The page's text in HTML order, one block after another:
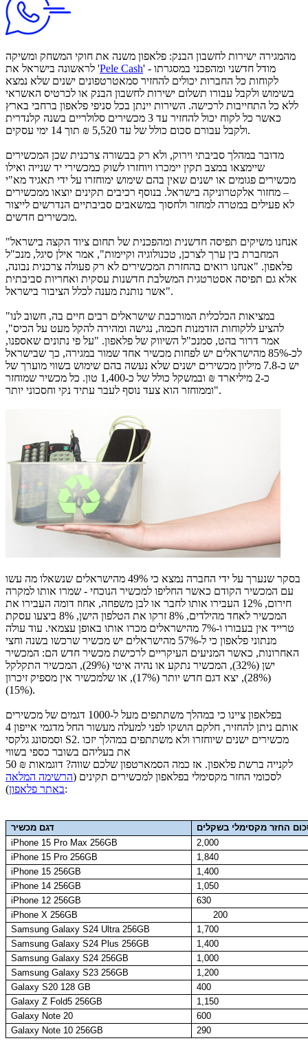
מהמגירה ישירות לחשבון הבנק: פלאפון משנה את חוקי המשחק ומשיקה
לראשונה בישראל את 'Pele Cash' - מודל חדשני ומהפכני במסגרתו
לקוחות כל החברות יכולים להחזיר סמאטרטפונים ישנים שלא נמצא
בשימוש ולקבל עבורו תשלום ישירות לחשבון הבנק או לכרטיס האשראי
ללא כל התחייבות לרכישה. השירות יינתן בכל סניפי פלאפון ברחבי בארץ
כאשר כל לקוח יכול להחזיר עד 3 מכשירים סלולריים בשנה קלנדרית
ולקבל עבורם סכום כולל של עד 5,520 ₪ תוך 14 ימי עסקים.
מדובר במהלך סביבתי וירוק, ולא רק בבשורה צרכנית שכן המכשירים
שיימצאו במצב תקין יימכרו ויוחזרו לשוק כמכשירי יד שנייה ואילו
מכשירים פגומים או ישנים שאין בהם שימוש ימוחזרו על ידי תאגיד מא"י
– מחזור אלקטרוניקה בישראל. בנוסף רכיבים תקינים יוצאו ממכשירים
לא פעילים במטרה למחזר ולחסוך במשאבים סביבתיים הנדרשים לייצור
מכשירים חדשים.
"אנחנו משיקים תפיסה חדשנית ומהפכנית של תחום ציוד הקצה בישראל
המחברת בין ערך לצרכן, טכנולוגיה וקיימות", אמר אילן סיגל, מנכ"ל
פלאפון. "אנחנו רואים בהחזרת המכשירים לא רק פעולה צרכנית נבונה,
אלא גם תפיסה אסטרטגית המשלבת חדשנות עסקית ואחריות סביבתית
אשר נותנת מענה לכלל הציבור בישראל".
"במציאות הכלכלית המורכבת שישראלים רבים חיים בה, חשוב לנו
להציע ללקוחות הזדמנות חכמה, נגישה ומהירה להקל מעט על הכיס",
אמר דרור בהט, סמנכ"ל השיווק של פלאפון. "על פי נתונים שאספנו,
לכ-85% מהישראלים יש לפחות מכשיר אחד שמור במגירה, כך שבישראל
יש כ-7.8 מיליון מכשירים ישנים שלא נעשה בהם שימוש בשווי מוערך של
כ-2 מיליארד ₪ ובמשקל כולל של כ-1,400 טון. כל מכשיר שמוחזר
וממוחזר הוא צעד נוסף לעבר עתיד נקי וחסכוני יותר".
בסקר שנערך על ידי החברה נמצא כי 49% מהישראלים שנשאלו מה עשו
עם המכשיר הקודם כאשר החליפו למכשיר הנוכחי - שמרו אותו למקרה
חירום, 12% העבירו אותו לחבר או לבן משפחה, אחוז דומה העבירו את
המכשיר לאחד מהילדים, 8% זרקו את הטלפון הישן, 8% ביצעו עסקת
טרייד אין בעבורו ו-7% מהישראלים מכרו אותו באופן עצמאי. עוד עולה
מנתוני פלאפון כי ל-57% מהישראלים יש מכשיר שרכשו בשנה וחצי
האחרונות, כאשר המניעים העיקריים לרכישת מכשיר חדש הם: המכשיר
ישן (32%), המכשיר נתקע או נהיה איטי (29%), המכשיר התקלקל
(28%), יצא דגם חדש יותר (17%), או שלמכשיר אין מספיק זיכרון
(15%).
בפלאפון ציינו כי במהלך משתתפים מעל ל-1000 דגמים של מכשירים
אותם ניתן להחזיר, חלקם הושקו לפני למעלה מעשור החל מדגמי אייפון 4
וסמסונג גלקסי S2. מכשירים ישנים שיוחזרו ולא משתתפים במהלך יזכו
את בעליהם בשובר כספי בשווי
50 ₪ לקנייה ברשת פלאפון. אז כמה הסמארטפון שלכם שווה? דוגמאות
לסכומי החזר מקסימלי בפלאפון למכשירים תקינים (הרשימה המלאה
באתר פלאפון):
דגם מכשיר
החזר מקסימלי בשקלים
iPhone 15 Pro Max 256GB
2,000
iPhone 15 Pro 256GB
1,840
iPhone 15 256GB
1,400
iPhone 14 256GB
1,050
iPhone 12 256GB
630
iPhone X 256GB
200
Samsung Galaxy S24 Ultra 256GB
1,700
Samsung Galaxy S24 Plus 256GB
1,400
Samsung Galaxy S24 256GB
1,000
Samsung Galaxy S23 256GB
1,200
Galaxy S20 128 GB
400
Galaxy Z Fold5 256GB
1,150
Galaxy Note 20
600
Galaxy Note 10 256GB
290